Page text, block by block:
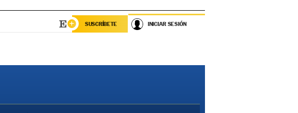
SUSCRÍBETE INICIAR SESIÓN